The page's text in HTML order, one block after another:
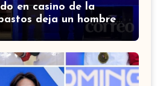
en casino de la
deja un hombre